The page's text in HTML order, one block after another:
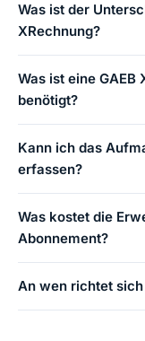
Was ist der
XRechnung?
Was ist eine
benötigt?
Kann ich das
erfassen?
Was kostet die
Abonnement?
An wen richtet